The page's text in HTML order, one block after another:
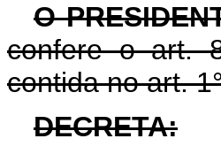
O
confere o art.
contida no art.
DECRETA: